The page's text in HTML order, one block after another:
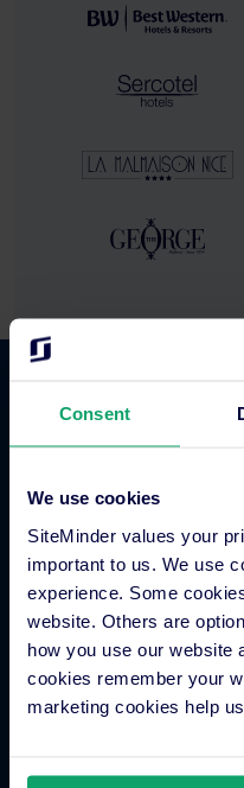
Consent
We use cookies
SiteMinder values your
important to us. We use
experience. Some
website. Others are
how you use our website
cookies remember your
marketing cookies help
Outil de veille
Traitement
Système de